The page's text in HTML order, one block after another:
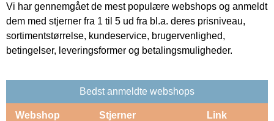
Vi har gennemgået de mest populære webshops og anmeldt
dem med stjerner fra 1 til 5 ud fra bl.a. deres prisniveau,
sortimentstørrelse, kundeservice, brugervenlighed,
betingelser, leveringsformer og betalingsmuligheder.
Bedst anmeldte webshops
Webshop Stjerner Link